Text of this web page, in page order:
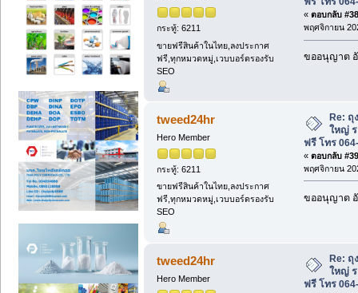
กระทู้: 6211
ขายฟรีสินค้าในไทย,ลงประกาศ
ฟรี,ทุกหมวดหมู่,เวบบอร์ดรองรับ
SEO
« ตอบกลับ
พฤศจิกายน
ขออนุญาต
tweed24hr
Hero Member
กระทู้: 6211
ขายฟรีสินค้าในไทย,ลงประกาศ
ฟรี,ทุกหมวดหมู่,เวบบอร์ดรองรับ
SEO
Re: ถุ
ใหญ่
ฟรี โทร
« ตอบกลับ
พฤศจิกายน
ขออนุญาต
tweed24hr
Hero Member
Re: ถุ
ใหญ่
ฟรี โทร